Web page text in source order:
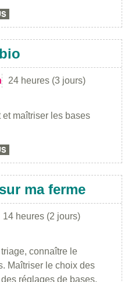
24 heures (3 jours)
maîtriser les bases
ma ferme
14 heures (2 jours)
connaître le
Maîtriser le choix des
réglages de bases.